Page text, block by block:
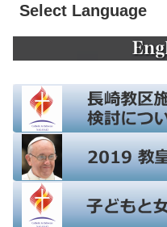
Select Language